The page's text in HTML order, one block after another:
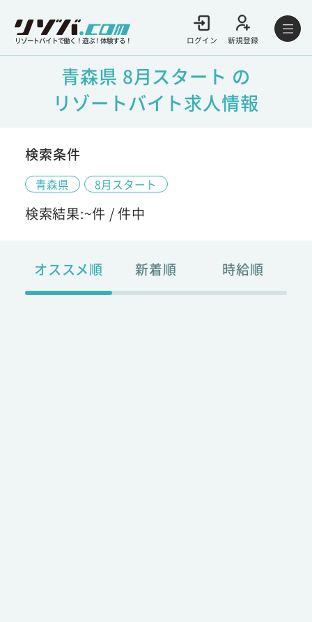
リゾートバイトで働く！遊ぶ！体験する！ ログイン 新規登録
青森県 8月スタート の
リゾートバイト求人情報
検索条件
青森県 8月スタート
検索結果:~件 /件中
オススメ順 新着順 時給順